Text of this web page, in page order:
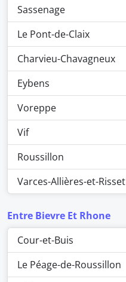
Sassenage
Le Pont-de-Claix
Charvieu-Chavagneux
Eybens
Voreppe
Vif
Roussillon
Varces-Allières-et-Risset
Entre Bievre Et Rhone
Cour-et-Buis
Le Péage-de-Roussillon